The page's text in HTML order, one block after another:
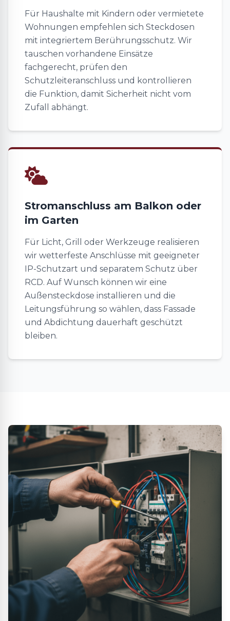
Für Haushalte mit Kindern oder vermietete
Wohnungen empfehlen sich Steckdosen
mit integriertem Berührungsschutz. Wir
tauschen vorhandene Einsätze
fachgerecht, prüfen den
Schutzleiteranschluss und kontrollieren
die Funktion, damit Sicherheit nicht vom
Zufall abhängt.
Stromanschluss am Balkon oder
im Garten
Für Licht, Grill oder Werkzeuge realisieren
wir wetterfeste Anschlüsse mit geeigneter
IP-Schutzart und separatem Schutz über
RCD. Auf Wunsch können wir eine
Außensteckdose installieren und die
Leitungsführung so wählen, dass Fassade
und Abdichtung dauerhaft geschützt
bleiben.